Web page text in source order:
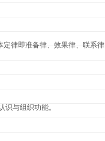
定律即准备律、效果律、联系律
与组织功能。